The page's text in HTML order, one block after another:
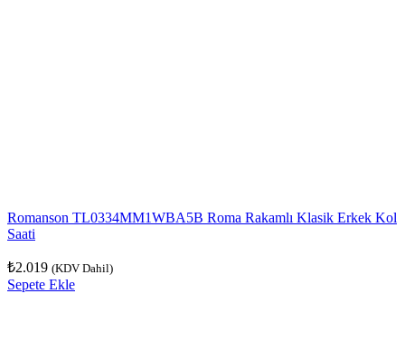
Romanson TL0334MM1WBA5B Roma Rakamlı Klasik Erkek Kol
Saati
₺2.019 (KDV Dahil)
Sepete Ekle